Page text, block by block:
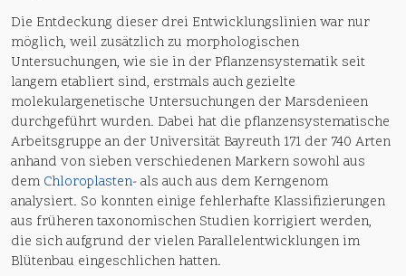
Die Entdeckung dieser drei Entwicklungslinien war nur
möglich, weil zusätzlich zu morphologischen
Untersuchungen, wie sie in der Pflanzensystematik seit
langem etabliert sind, erstmals auch gezielte
molekulargenetische Untersuchungen der Marsdenieen
durchgeführt wurden. Dabei hat die pflanzensystematische
Arbeitsgruppe an der Universität Bayreuth 171 der 740 Arten
anhand von sieben verschiedenen Markern sowohl aus
dem Chloroplasten- als auch aus dem Kerngenom
analysiert. So konnten einige fehlerhafte Klassifizierungen
aus früheren taxonomischen Studien korrigiert werden,
die sich aufgrund der vielen Parallelentwicklungen im
Blütenbau eingeschlichen hatten.